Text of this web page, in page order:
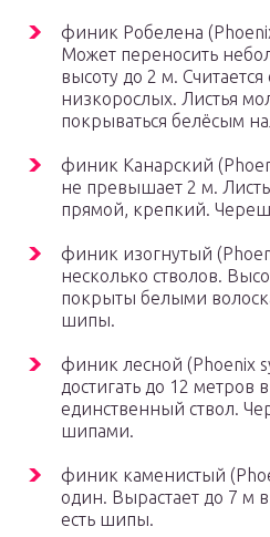
финик Робелена
Может переносить
высоту до 2 м.
низкорослых. Листья
покрываться белёсым
финик Канарский
не превышает 2 м.
прямой, крепкий.
финик изогнутый
несколько стволов.
покрыты белыми
шипы.
финик лесной (Phoenix
достигать до 12 метров
единственный ствол.
шипами.
финик каменистый
один. Вырастает до 7 м
есть шипы.